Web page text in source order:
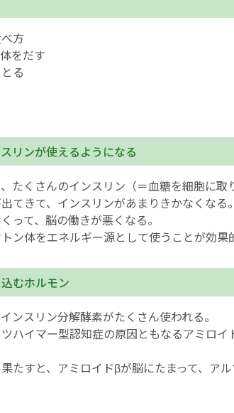
方
をだす
る
リンが使えるようになる
たくさんのインスリン（＝血糖を細胞に取
てきて、インスリンがあまりきかなくなる
って、脳の働きが悪くなる。
ン体をエネルギー源として使うことが効果
むホルモン
ンスリン分解酵素がたくさん使われる。
ハイマー型認知症の原因ともなるアミロイ
たすと、アミロイドβが脳にたまって、ア